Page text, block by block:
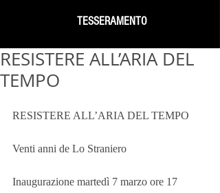
TESSERAMENTO
RESISTERE ALL’ARIA DEL
TEMPO
RESISTERE ALL’ARIA DEL TEMPO
Venti anni de Lo Straniero
Inaugurazione martedì 7 marzo ore 17